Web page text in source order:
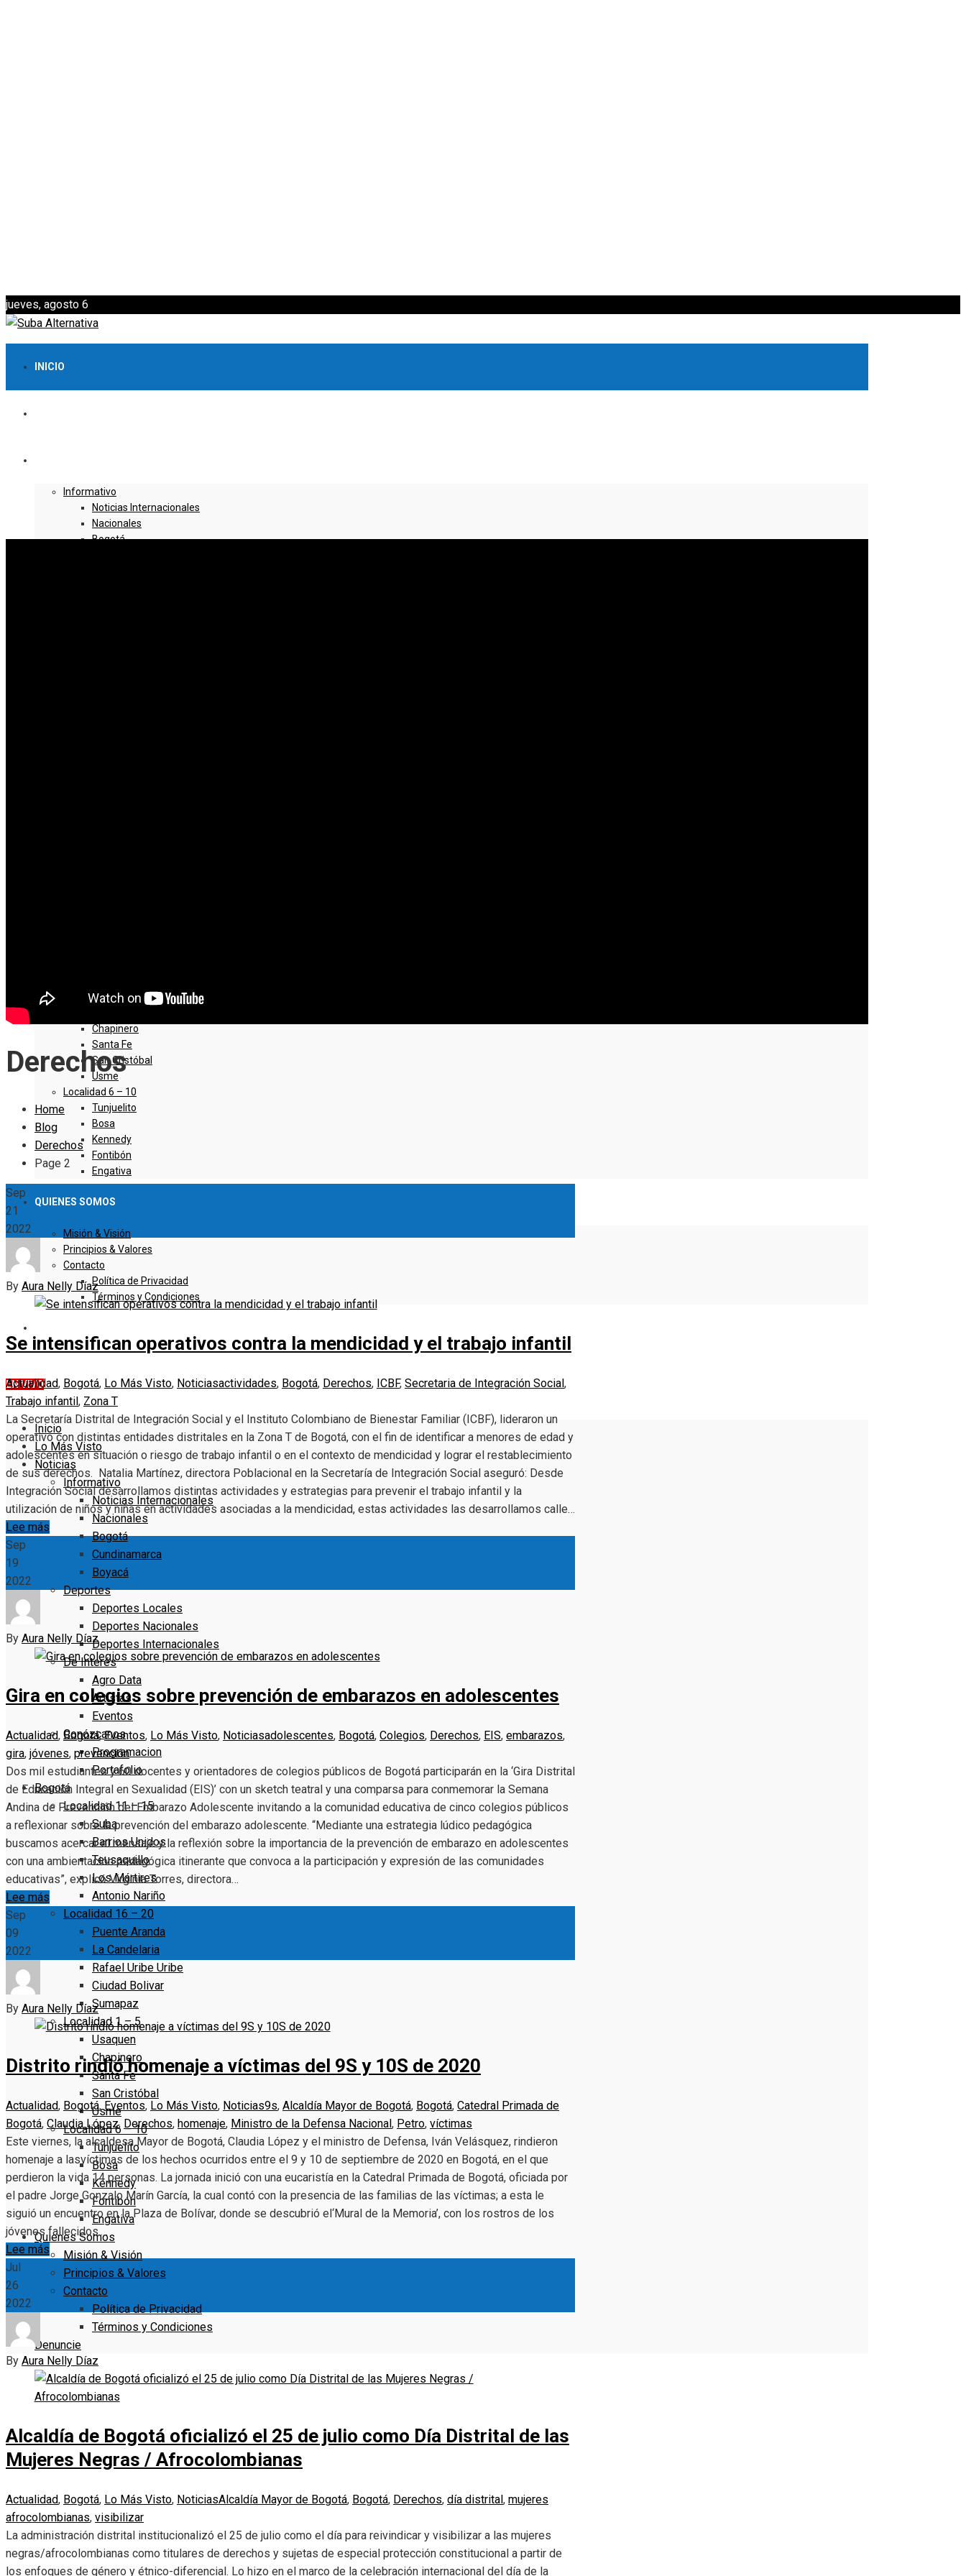
jueves, agosto 6
INICIO
Informativo
Noticias Internacionales
Nacionales
Bogotá
Localidad 1 – 5
Chapinero
Santa Fe
San Cristóbal
Usme
Localidad 6 – 10
Tunjuelito
Bosa
Kennedy
Fontibón
Engativa
QUIENES SOMOS
Misión & Visión
Principios & Valores
Contacto
Política de Privacidad
Términos y Condiciones
EN VIVO
Inicio
Lo Más Visto
Noticias
Informativo
Noticias Internacionales
Nacionales
Bogotá
Cundinamarca
Boyacá
Deportes
Deportes Locales
Deportes Nacionales
Deportes Internacionales
De Interés
Agro Data
Artistas
Eventos
Conózcanos
Programacion
Portafolio
Bogotá
Localidad 11 – 15
Suba
Barrios Unidos
Teusaquillo
Los Mártires
Antonio Nariño
Localidad 16 – 20
Puente Aranda
La Candelaria
Rafael Uribe Uribe
Ciudad Bolivar
Sumapaz
Localidad 1 – 5
Usaquen
Chapinero
Santa Fe
San Cristóbal
Usme
Localidad 6 – 10
Tunjuelito
Bosa
Kennedy
Fontibón
Engativa
Quienes Somos
Misión & Visión
Principios & Valores
Contacto
Política de Privacidad
Términos y Condiciones
Denuncie
Derechos
Home
Blog
Derechos
Page 2
Sep
21
2022
By Aura Nelly Díaz
Se intensifican operativos contra la mendicidad y el trabajo infantil
Actualidad, Bogotá, Lo Más Visto, Noticiasactividades, Bogotá, Derechos, ICBF, Secretaria de Integración Social,
Trabajo infantil, Zona T
La Secretaría Distrital de Integración Social y el Instituto Colombiano de Bienestar Familiar (ICBF), lideraron un
operativo con distintas entidades distritales en la Zona T de Bogotá, con el fin de identificar a menores de edad y
adolescentes en situación o riesgo de trabajo infantil o en el contexto de mendicidad y lograr el restablecimiento
de sus derechos. Natalia Martínez, directora Poblacional en la Secretaría de Integración Social aseguró: Desde
Integración Social desarrollamos distintas actividades y estrategias para prevenir el trabajo infantil y la
utilización de niños y niñas en actividades asociadas a la mendicidad, estas actividades las desarrollamos calle…
Lee más
Sep
19
2022
By Aura Nelly Díaz
Gira en colegios sobre prevención de embarazos en adolescentes
Actualidad, Bogotá,Eventos, Lo Más Visto, Noticiasadolescentes, Bogotá, Colegios, Derechos, EIS, embarazos,
gira, jóvenes, prevención
Dos mil estudiantes y 60 docentes y orientadores de colegios públicos de Bogotá participarán en la ‘Gira Distrital
de Educación Integral en Sexualidad (EIS)’ con un sketch teatral y una comparsa para conmemorar la Semana
Andina de Prevención del Embarazo Adolescente invitando a la comunidad educativa de cinco colegios públicos
a reflexionar sobre la prevención del embarazo adolescente. “Mediante una estrategia lúdico pedagógica
buscamos acercar el mensaje y la reflexión sobre la importancia de la prevención de embarazo en adolescentes
con una ambientación pedagógica itinerante que convoca a la participación y expresión de las comunidades
educativas”, explicó Virginia Torres, directora…
Lee más
Sep
09
2022
By Aura Nelly Díaz
Distrito rindió homenaje a víctimas del 9S y 10S de 2020
Actualidad, Bogotá, Eventos, Lo Más Visto, Noticias9s, Alcaldía Mayor de Bogotá, Bogotá, Catedral Primada de
Bogotá, Claudia López, Derechos, homenaje, Ministro de la Defensa Nacional, Petro, víctimas
Este viernes, la alcaldesa Mayor de Bogotá, Claudia López y el ministro de Defensa, Iván Velásquez, rindieron
homenaje a lasvíctimas de los hechos ocurridos entre el 9 y 10 de septiembre de 2020 en Bogotá, en el que
perdieron la vida 14 personas. La jornada inició con una eucaristía en la Catedral Primada de Bogotá, oficiada por
el padre Jorge Gonzalo Marín García, la cual contó con la presencia de las familias de las víctimas; a esta le
siguió un encuentro en la Plaza de Bolívar, donde se descubrió el‘Mural de la Memoria’, con los rostros de los
jóvenes fallecidos.…
Lee más
Jul
26
2022
By Aura Nelly Díaz
Alcaldía de Bogotá oficializó el 25 de julio como Día Distrital de las
Mujeres Negras / Afrocolombianas
Actualidad, Bogotá, Lo Más Visto, NoticiasAlcaldía Mayor de Bogotá, Bogotá, Derechos, día distrital, mujeres
afrocolombianas, visibilizar
La administración distrital institucionalizó el 25 de julio como el día para reivindicar y visibilizar a las mujeres
negras/afrocolombianas como titulares de derechos y sujetas de especial protección constitucional a partir de
los enfoques de género y étnico-diferencial. Lo hizo en el marco de la celebración internacional del día de la